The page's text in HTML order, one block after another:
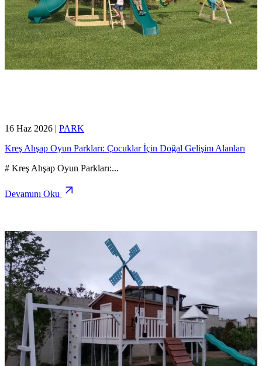
16 Haz 2026 | PARK
Kreş Ahşap Oyun Parkları: Çocuklar İçin Doğal Gelişim Alanları
# Kreş Ahşap Oyun Parkları:...
Devamını Oku